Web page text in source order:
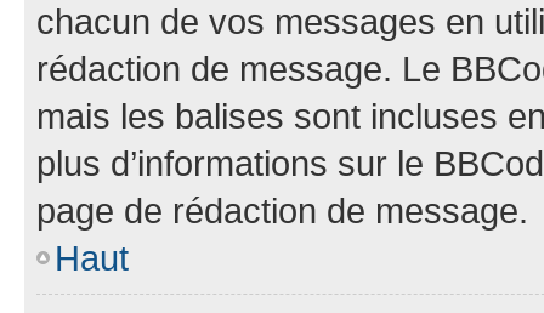
chacun de vos messages en
rédaction de message. Le
mais les balises sont incluses
plus d’informations sur le
page de rédaction de message.
Haut